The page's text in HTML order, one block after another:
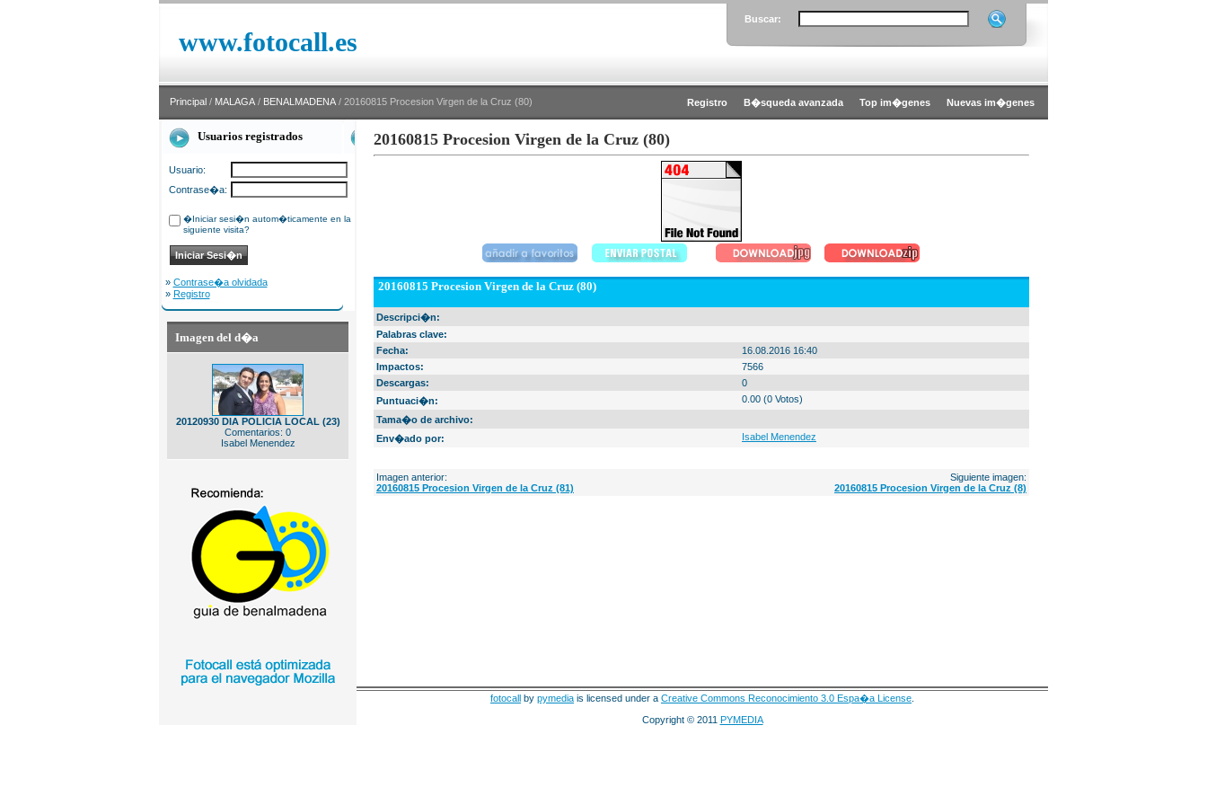
www.fotocall.es
Buscar:
Principal / MALAGA / BENALMADENA / 20160815 Procesion Virgen de la Cruz (80) Registro B�squeda avanzada Top im�genes Nuevas im�genes
Usuarios registrados
Usuario:
Contrase�a:
�Iniciar sesi�n autom�ticamente en la
siguiente visita?
» Contrase�a olvidada
» Registro
Imagen del d�a
20120930 DIA POLICIA LOCAL (23)
Comentarios: 0
Isabel Menendez
20160815 Procesion Virgen de la Cruz (80)
20160815 Procesion Virgen de la Cruz (80)
Descripci�n:
Palabras clave:
Fecha:
16.08.2016 16:40
Impactos:
7566
Descargas:
0
Puntuaci�n:
0.00 (0 Votos)
Tama�o de archivo:
Env�ado por:
Isabel Menendez
Imagen anterior:
20160815 Procesion Virgen de la Cruz (81)
Siguiente imagen:
20160815 Procesion Virgen de la Cruz (8)
fotocall by pymedia is licensed under a Creative Commons Reconocimiento 3.0 Espa�a License
Copyright © 2011 PYMEDIA